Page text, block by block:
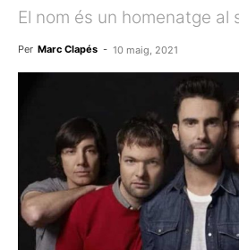
El nom és un homenatge al
Per Marc Clapés - 10 maig, 2021